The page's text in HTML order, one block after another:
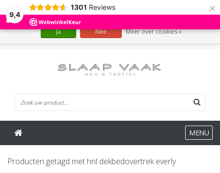
9,4
1301 Reviews ×
MENU
Producten getagd met hnl dekbedovertrek everly
Wij slaan cookies op om onze website te verbeteren. Is dat akkoord?
Ja Nee Meer over cookies »